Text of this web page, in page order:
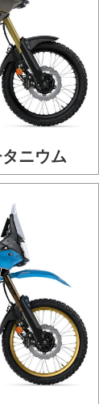
ニウム